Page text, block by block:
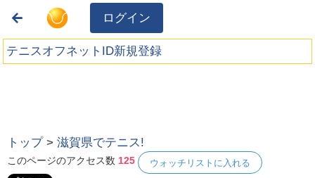
ログイン
テニスオフネットID新規登録
トップ >滋賀県でテニス!
このページのアクセス数 125 ウォッチリストに入れる